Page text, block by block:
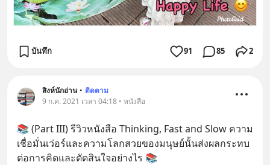
บันทึก 91 85 2
สิงห์นักอ่าน • ติดตาม
9 ก.ค. 2021 เวลา 04:18 • หนังสือ
📚 (Part III) รีวิวหนังสือ Thinking, Fast and Slow ความ
เชื่อมั่นเว่อร์และความโลกสวยของมนุษย์นั้นส่งผลกระทบ
ต่อการคิดและตัดสินใจอย่างไร 📚